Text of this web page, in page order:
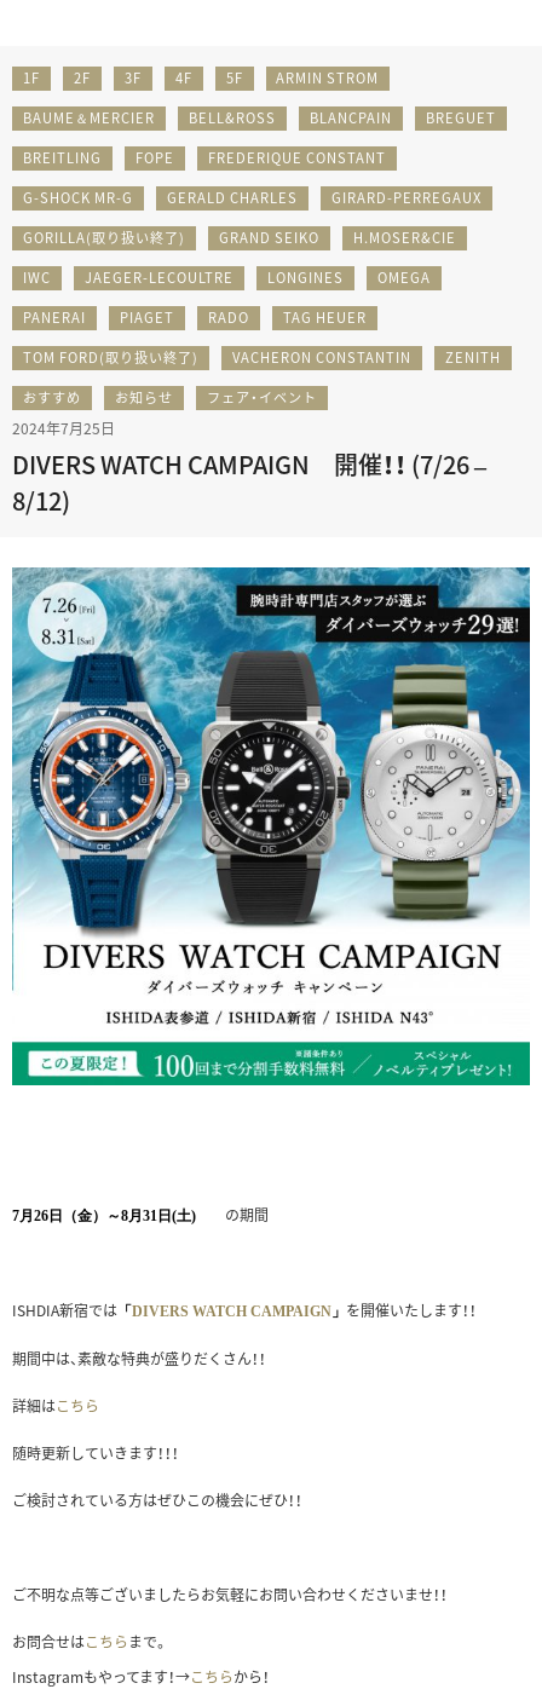
1F 2F 3F 4F 5F
ARMIN STROM
BAUME＆MERCIER
BELL&ROSS BLANCPAIN
BREGUET
BREITLING
FOPE
FREDERIQUE CONSTANT
G-SHOCK MR-G
GERALD CHARLES
GIRARD-PERREGAUX
GORILLA(取り扱い終了)
GRAND SEIKO
H.MOSER&CIE
IWC
JAEGER-LECOULTRE LONGINES
OMEGA
PANERAI
PIAGET RADO
TAG HEUER
TOM FORD(取り扱い終了)
VACHERON CONSTANTIN
ZENITH
おすすめ
お知らせ フェア・イベント
2024年7月25日
DIVERS WATCH CAMPAIGN 開催！！ (7/26 –
8/12)
7月26日（金）～8月31日(土) の期間
ISHDIA新宿では 「DIVERS WATCH CAMPAIGN 」 を開催いたします！！
期間中は、素敵な特典が盛りだくさん！！
詳細はこちら
随時更新していきます！！！
ご検討されている方はぜひこの機会にぜひ！！
ご不明な点等ございましたらお気軽にお問い合わせくださいませ！！
お問合せはこちら まで。
Instagramもやってます！→こちらから！